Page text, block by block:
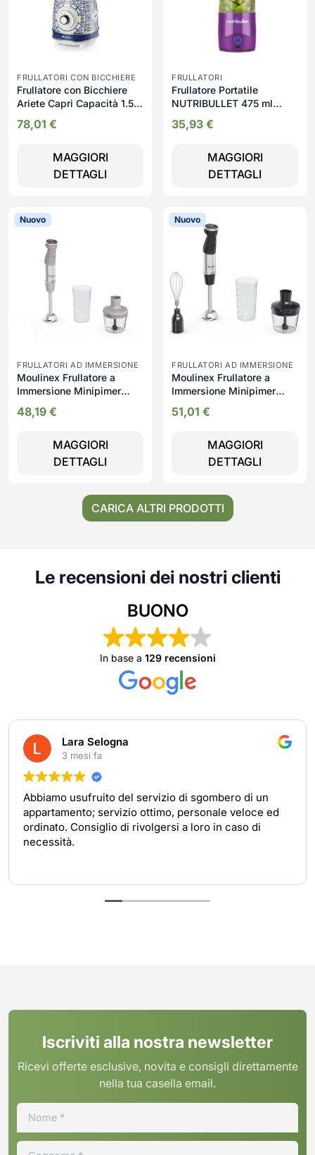
FRULLATORI CON BICCHIERE
Frullatore con Bicchiere
Ariete Capri Capacità 1.5
Velocità + Pulse -
78,01 €
MAGGIORI
DETTAGLI
FRULLATORI
Frullatore Portatile
NUTRIBULLET 475 ml
35,93 €
MAGGIORI
DETTAGLI
Nuovo
FRULLATORI AD IMMERSIONE
Moulinex Frullatore a
Immersione Minipimer
Potenza 1000 Watt con
e Acciaio - DD672B
48,19 €
MAGGIORI
DETTAGLI
Nuovo
FRULLATORI AD IMMERSIONE
Moulinex Frullatore a
Immersione Minipimer
Bicchiere e Frusta colore
DD673810
51,01 €
MAGGIORI
DETTAGLI
CARICA ALTRI PRODOTTI
Le recensioni dei nostri clienti
BUONO
In base a 129 recensioni
Lara Selogna
3 mesi fa
Abbiamo usufruito del servizio di sgombero di un
appartamento; servizio ottimo, personale veloce ed
ordinato. Consiglio di rivolgersi a loro in caso di
necessità.
Iscriviti alla nostra newsletter
Ricevi offerte esclusive, novita e consigli direttamente
nella tua casella email.